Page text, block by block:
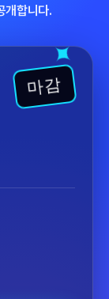
개합니다.
✦
마감